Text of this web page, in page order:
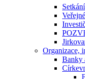
Organizace,
Banky